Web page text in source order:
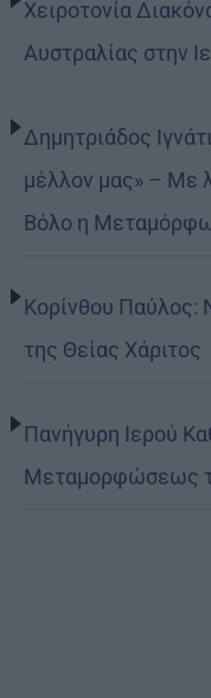
Χειροτονία
Αυστραλίας στην
Δημητριάδος
μέλλον μας» – Με
Βόλο η
Κορίνθου Παύλος:
της Θείας Χάριτος
Πανήγυρη Ιερού
Μεταμορφώσεως